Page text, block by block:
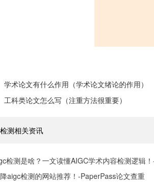
学术论文有什么作用（学术论文绪论的作用）
工科类论文怎么写（注重方法很重要）
测相关资讯
检测是啥？一文读懂AIGC学术内容检测逻辑
aigc检测的网站推荐！-PaperPass论文查重